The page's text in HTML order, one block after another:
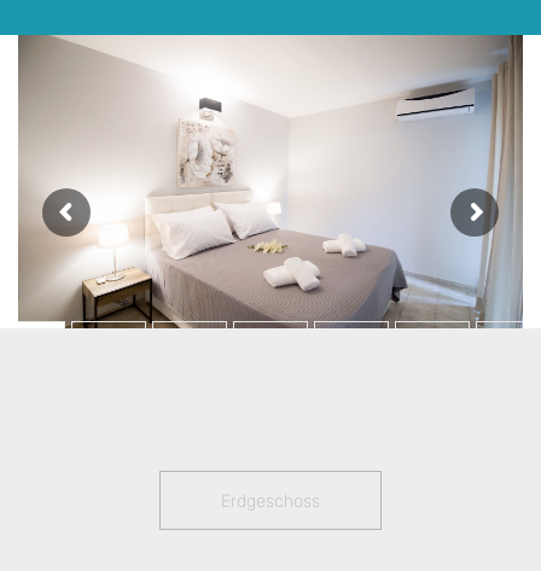
Erdgeschoss